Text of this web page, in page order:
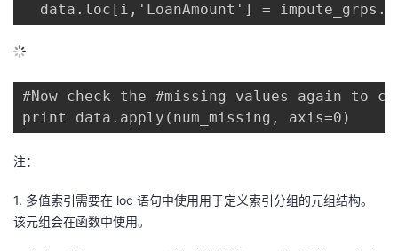
data.loc[i,'LoanAmount'] =
#Now check the #missing values again to
print data.apply(num_missing, axis=0)
注：
1. 多值索引需要在 loc 语句中使用用于定义索引分组的元组结构。
该元组会在函数中使用。